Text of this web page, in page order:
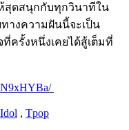
สุดสนุกกับทุกวินาทีใน
างความฝันนี้จะเป็น
ครั้งหนึ่งเคยได้สู้เต็มที่
Idol , Tpop